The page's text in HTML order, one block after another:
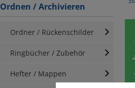
Ordnen / Archivieren
Ordner / Rückenschilder
Ringbücher / Zubehör
Hefter / Mappen